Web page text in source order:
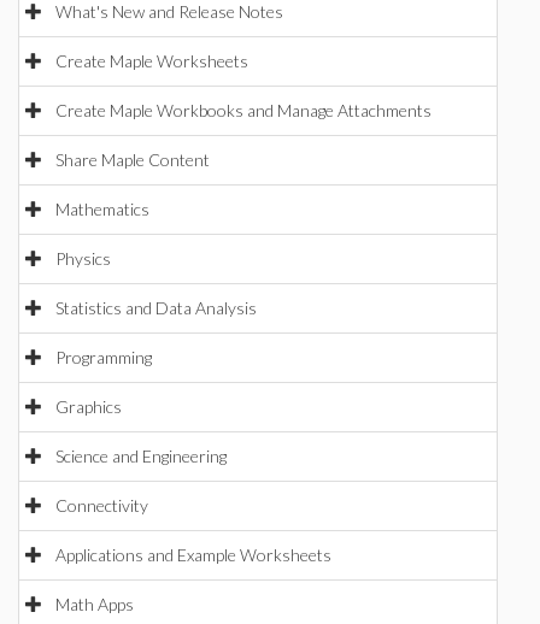
What's New and Release Notes
Create Maple Worksheets
Create Maple Workbooks and Manage Attachments
Share Maple Content
Mathematics
Physics
Statistics and Data Analysis
Programming
Graphics
Science and Engineering
Connectivity
Applications and Example Worksheets
Math Apps